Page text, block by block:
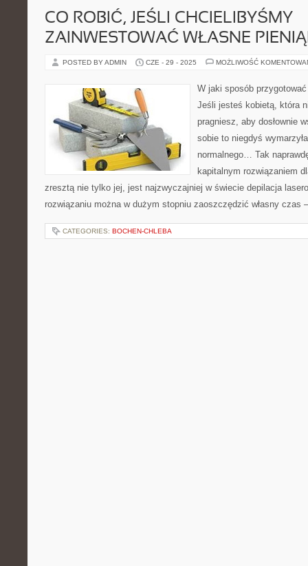
CO ROBIĆ, JEŚLI CHCIELIBYŚMY
ZAINWESTOWAĆ WŁASNE
POSTED BY ADMIN CZE - 29 - 2025 MOŻLIWOŚĆ
W jaki sposób
Jeśli jesteś kobietą, która
pragniesz, aby dosłownie
sobie to niegdyś
normalnego… Tak
kapitalnym rozwiązaniem
zresztą nie tylko jej, jest najzwyczajniej w świecie depilacja
rozwiązaniu można w dużym stopniu zaoszczędzić własny czas
CATEGORIES: BOCHEN-CHLEBA